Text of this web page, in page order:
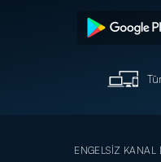
ENGELSİZ KANAL